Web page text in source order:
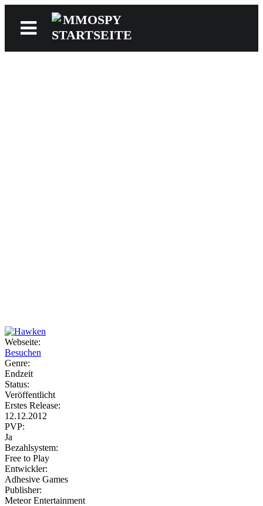
Webseite:
Besuchen
Genre:
Endzeit
Status:
Veröffentlicht
Erstes Release:
12.12.2012
PVP:
Ja
Bezahlsystem:
Free to Play
Entwickler:
Adhesive Games
Publisher:
Meteor Entertainment